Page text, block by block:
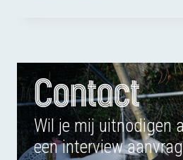
VAN
KOEIEN
Contact
Wil je mij uitnodigen
een interview